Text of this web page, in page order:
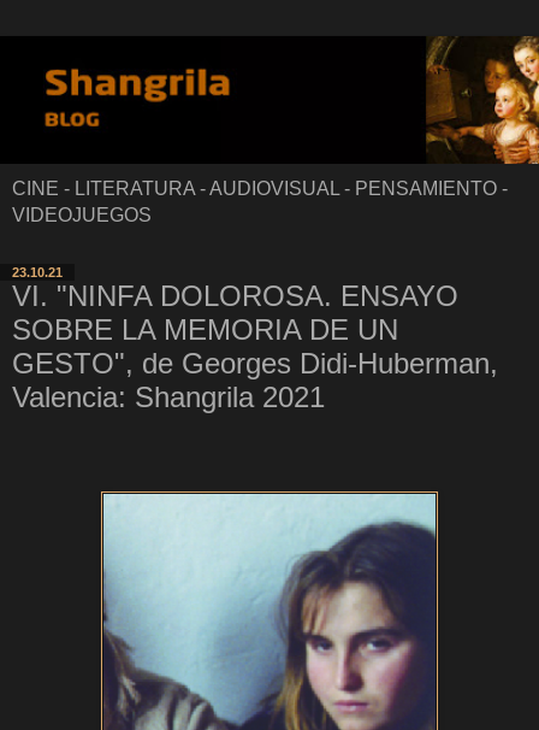
CINE - LITERATURA - AUDIOVISUAL - PENSAMIENTO -
VIDEOJUEGOS
23.10.21
VI. "NINFA DOLOROSA. ENSAYO
SOBRE LA MEMORIA DE UN
GESTO", de Georges Didi-Huberman,
Valencia: Shangrila 2021